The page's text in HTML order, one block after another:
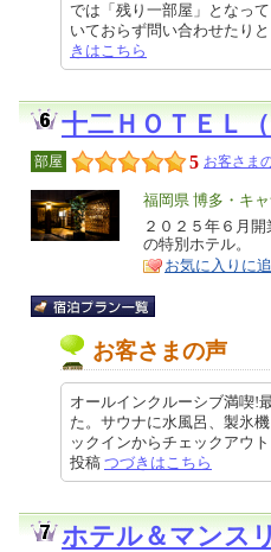
では「残り一部屋」となっ
いておらず問い合わせたり
きはこちら
十二ＨＯＴＥＬ
部屋 5 お客さま
エ
リ
ア
福岡県 博多・キ
特
徴
２０２５年６月
の特別ホテル。
お気に入りに
お客さまの声
オールインクルーシブ満喫!
た。サウナに水風呂、製氷
ックインからチェックアウ
投稿 つづきはこちら
ホテル＆マンス